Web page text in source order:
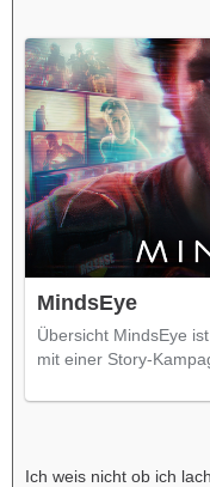
MindsEye
Übersicht MindsEye
mit einer Story-
Ich weis nicht ob ich